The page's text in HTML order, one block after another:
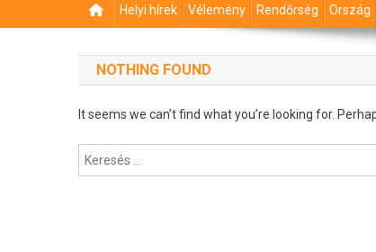
Helyi hírek Vélemény Rendőrség Ország
NOTHING FOUND
It seems we can’t find what you’re looking for.
Keresés: